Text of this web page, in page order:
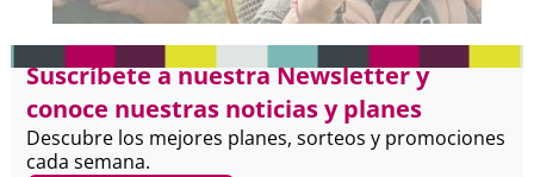
Suscríbete a nuestra Newsletter y
conoce nuestras noticias y planes
Descubre los mejores planes, sorteos y promociones
cada semana.